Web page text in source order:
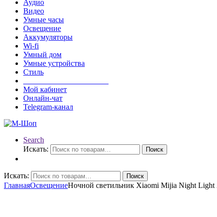
Аудио
Видео
Умные часы
Освещение
Аккумуляторы
Wi-fi
Умный дом
Умные устройства
Стиль
Мой кабинет
Онлайн-чат
Telegram-канал
Search
Искать:
Поиск
Искать: Поиск
ГлавнаяОсвещениеНочной светильник Xiaomi Mijia Night Light